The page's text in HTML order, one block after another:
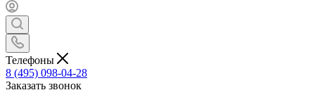
Телефоны
8 (495) 098-04-28
Заказать звонок